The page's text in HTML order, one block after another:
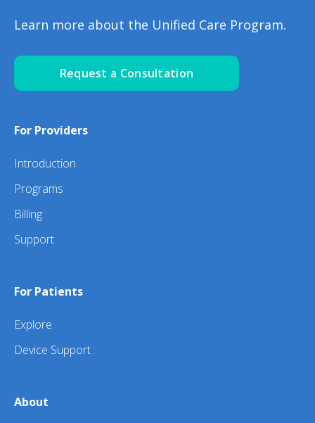
Learn more about the Unified Care Program.
Request a Consultation
For Providers
Introduction
Programs
Billing
Support
For Patients
Explore
Device Support
About